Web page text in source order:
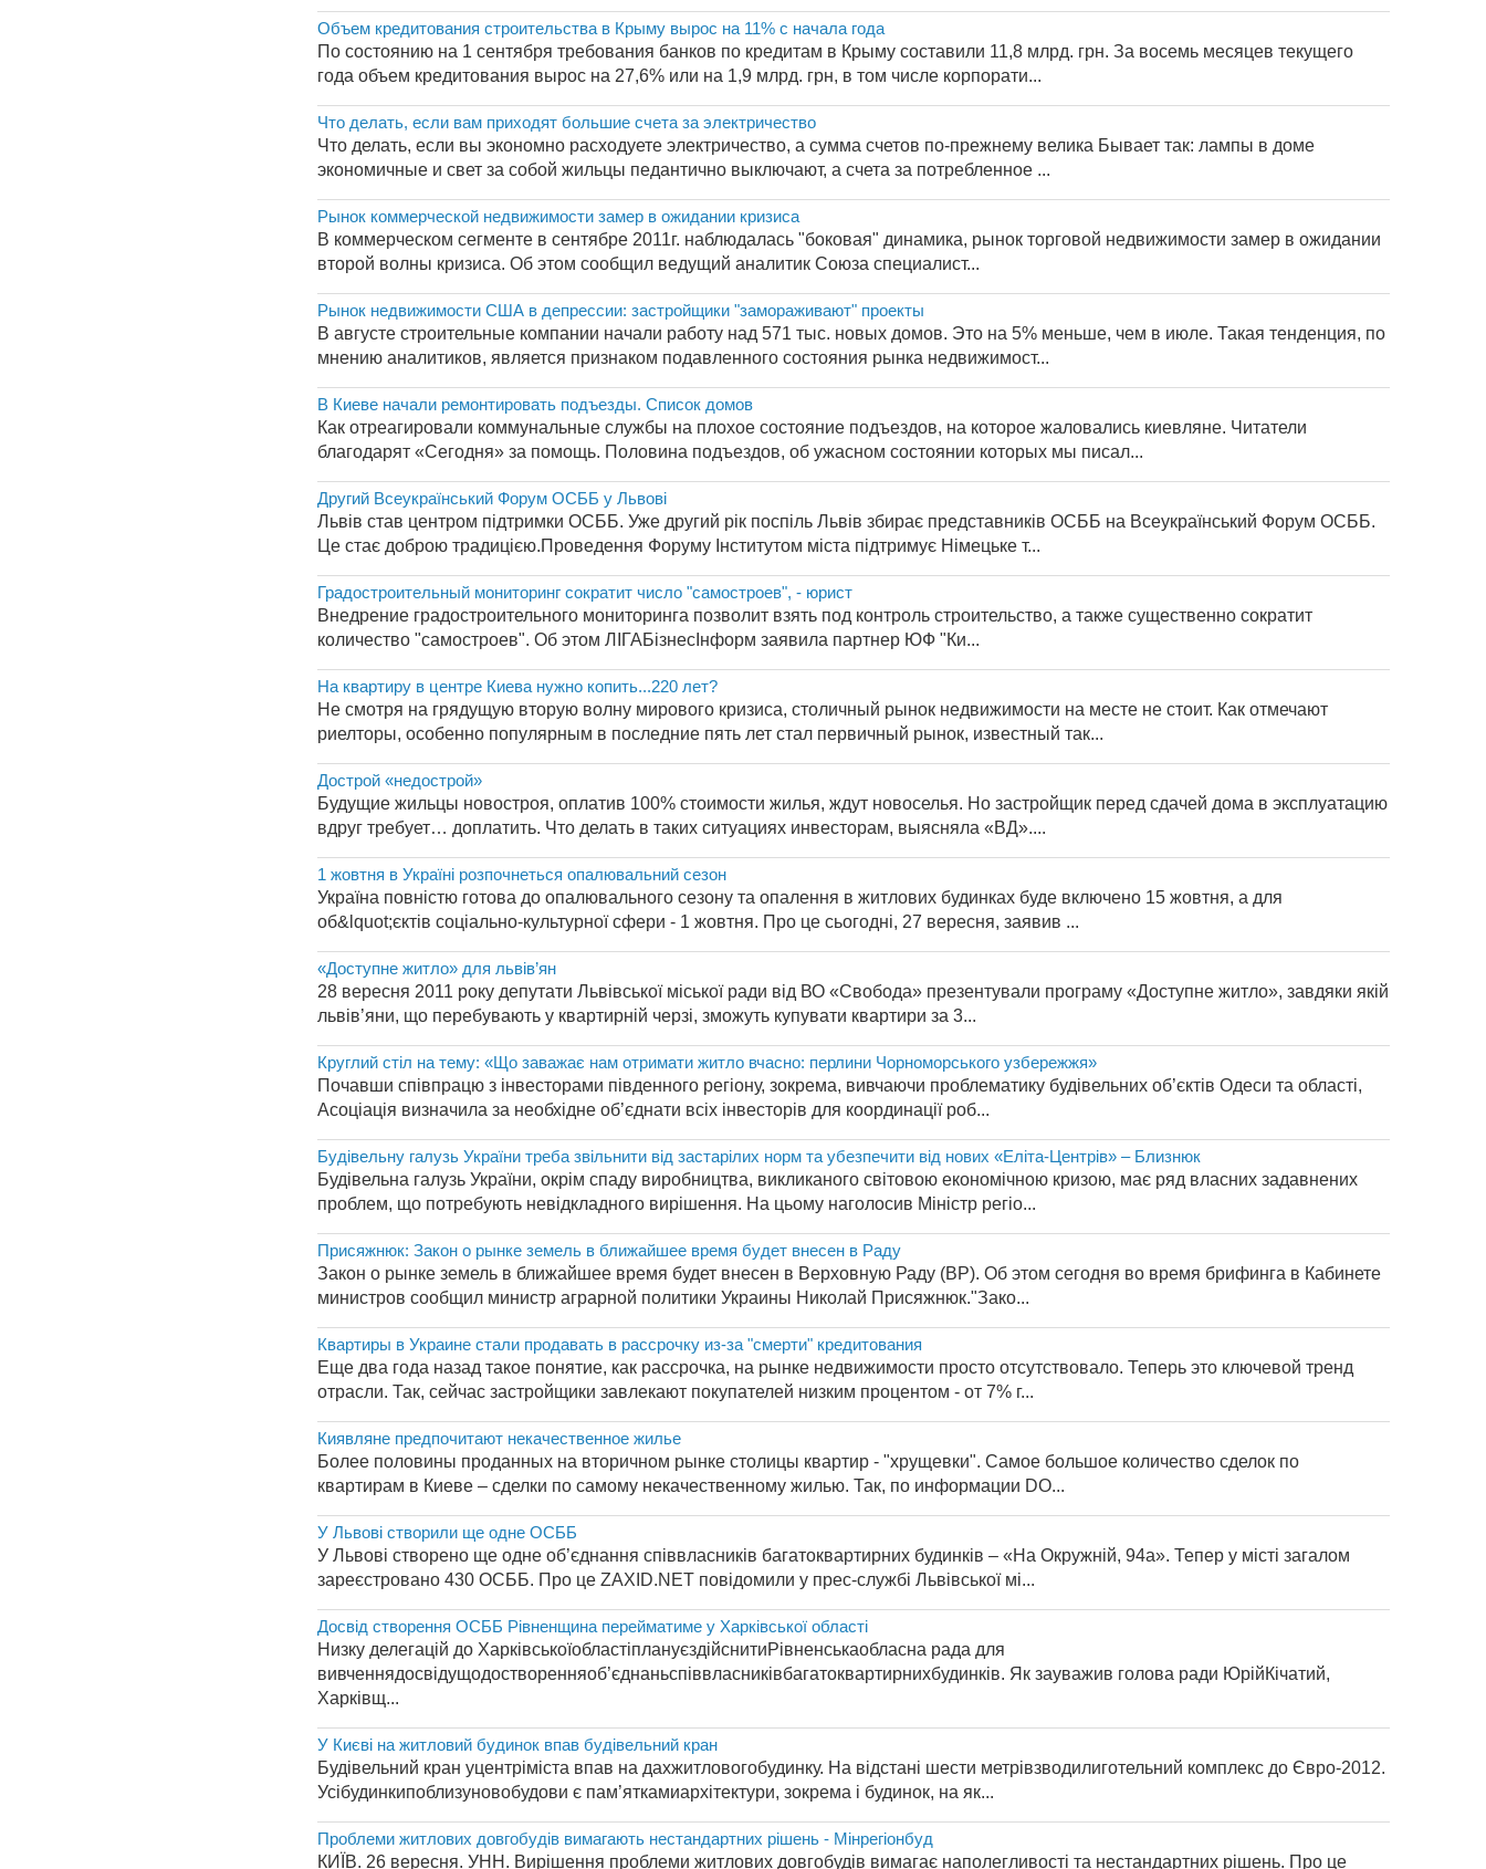
Объем кредитования строительства в Крыму вырос на 11% с начала года
По состоянию на 1 сентября требования банков по кредитам в Крыму составили 11,8 млрд. грн. За восемь месяцев текущего
года объем кредитования вырос на 27,6% или на 1,9 млрд. грн, в том числе корпорати...
Что делать, если вам приходят большие счета за электричество
Что делать, если вы экономно расходуете электричество, а сумма счетов по-прежнему велика Бывает так: лампы в доме
экономичные и свет за собой жильцы педантично выключают, а счета за потребленное ...
Рынок коммерческой недвижимости замер в ожидании кризиса
В коммерческом сегменте в сентябре 2011г. наблюдалась "боковая" динамика, рынок торговой недвижимости замер в ожидании
второй волны кризиса. Об этом сообщил ведущий аналитик Союза специалист...
Рынок недвижимости США в депрессии: застройщики "замораживают" проекты
В августе строительные компании начали работу над 571 тыс. новых домов. Это на 5% меньше, чем в июле. Такая тенденция, по
мнению аналитиков, является признаком подавленного состояния рынка недвижимост...
В Киеве начали ремонтировать подъезды. Список домов
Как отреагировали коммунальные службы на плохое состояние подъездов, на которое жаловались киевляне. Читатели
благодарят «Сегодня» за помощь. Половина подъездов, об ужасном состоянии которых мы писал...
Другий Всеукраїнський Форум ОСББ у Львові
Львів став центром підтримки ОСББ. Уже другий рік поспіль Львів збирає представників ОСББ на Всеукраїнський Форум ОСББ.
Це стає доброю традицією.Проведення Форуму Інститутом міста підтримує Німецьке т...
Градостроительный мониторинг сократит число "самостроев", - юрист
Внедрение градостроительного мониторинга позволит взять под контроль строительство, а также существенно сократит
количество "самостроев". Об этом ЛІГАБізнесІнформ заявила партнер ЮФ "Ки...
На квартиру в центре Киева нужно копить...220 лет?
Не смотря на грядущую вторую волну мирового кризиса, столичный рынок недвижимости на месте не стоит. Как отмечают
риелторы, особенно популярным в последние пять лет стал первичный рынок, известный так...
Дострой «недострой»
Будущие жильцы новостроя, оплатив 100% стоимости жилья, ждут новоселья. Но застройщик перед сдачей дома в эксплуатацию
вдруг требует… доплатить. Что делать в таких ситуациях инвесторам, выясняла «ВД»....
1 жовтня в Україні розпочнеться опалювальний сезон
Україна повністю готова до опалювального сезону та опалення в житлових будинках буде включено 15 жовтня, а для
об&lquot;єктів соціально-культурної сфери - 1 жовтня. Про це сьогодні, 27 вересня, заявив ...
«Доступне житло» для львів’ян
28 вересня 2011 року депутати Львівської міської ради від ВО «Свобода» презентували програму «Доступне житло», завдяки якій
львів’яни, що перебувають у квартирній черзі, зможуть купувати квартири за 3...
Круглий стіл на тему: «Що заважає нам отримати житло вчасно: перлини Чорноморського узбережжя»
Почавши співпрацю з інвесторами південного регіону, зокрема, вивчаючи проблематику будівельних об’єктів Одеси та області,
Асоціація визначила за необхідне об’єднати всіх інвесторів для координації роб...
Будівельну галузь України треба звільнити від застарілих норм та убезпечити від нових «Еліта-Центрів» – Близнюк
Будівельна галузь України, окрім спаду виробництва, викликаного світовою економічною кризою, має ряд власних задавнених
проблем, що потребують невідкладного вирішення. На цьому наголосив Міністр регіо...
Присяжнюк: Закон о рынке земель в ближайшее время будет внесен в Раду
Закон о рынке земель в ближайшее время будет внесен в Верховную Раду (ВР). Об этом сегодня во время брифинга в Кабинете
министров сообщил министр аграрной политики Украины Николай Присяжнюк."Зако...
Квартиры в Украине стали продавать в рассрочку из-за "смерти" кредитования
Еще два года назад такое понятие, как рассрочка, на рынке недвижимости просто отсутствовало. Теперь это ключевой тренд
отрасли. Так, сейчас застройщики завлекают покупателей низким процентом - от 7% г...
Киявляне предпочитают некачественное жилье
Более половины проданных на вторичном рынке столицы квартир - "хрущевки". Самое большое количество сделок по
квартирам в Киеве – сделки по самому некачественному жилью. Так, по информации DO...
У Львові створили ще одне ОСББ
У Львові створено ще одне об’єднання співвласників багатоквартирних будинків – «На Окружній, 94а». Тепер у місті загалом
зареєстровано 430 ОСББ. Про це ZAXID.NET повідомили у прес-службі Львівської мі...
Досвід створення ОСББ Рівненщина перейматиме у Харківської області
Низку делегацій до ХарківськоїобластіплануєздійснитиРівненськаобласна рада для
вивченнядосвідущодостворенняоб’єднаньспіввласниківбагатоквартирнихбудинків. Як зауважив голова ради ЮрійКічатий,
Харківщ...
У Києві на житловий будинок впав будівельний кран
Будівельний кран уцентріміста впав на дахжитловогобудинку. На відстані шести метрівзводилиготельний комплекс до Євро-2012.
Усібудинкипоблизуновобудови є пам’яткамиархітектури, зокрема і будинок, на як...
Проблеми житлових довгобудів вимагають нестандартних рішень - Мінрегіонбуд
КИЇВ. 26 вересня. УНН. Вирішення проблеми житлових довгобудів вимагає наполегливості та нестандартних рішень. Про це